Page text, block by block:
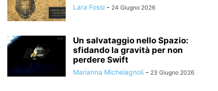
Lara Fossi - 24 Giugno 2026
Un salvataggio nello Spazio:
sfidando la gravità per non
perdere Swift
Marianna Michelagnoli - 23 Giugno 2026